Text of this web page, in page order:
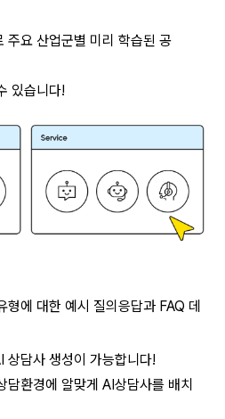
주요 산업군별 미리 학습된 공
있습니다!
형에 대한 예시 질의응답과 FAQ 데
상담사 생성이 가능합니다!
담환경에 알맞게 AI상담사를 배치